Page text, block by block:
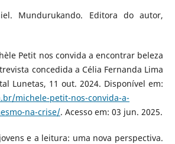
Mundurukando. Editora do autor,
Petit nos convida a encontrar beleza
concedida a Célia Fernanda Lima
Lunetas, 11 out. 2024. Disponível em:
michele-petit-nos-convida-a-
na-crise/. Acesso em: 03 jun. 2025.
e a leitura: uma nova perspectiva.